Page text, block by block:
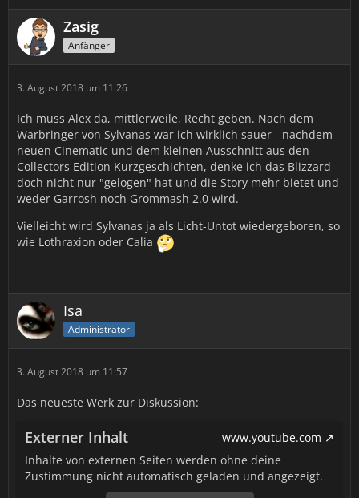
Zasig
Anfänger
3. August 2018 um 11:26
Ich muss Alex da, mittlerweile, Recht geben. Nach dem
Warbringer von Sylvanas war ich wirklich sauer - nachdem
neuen Cinematic und dem kleinen Ausschnitt aus den
Collectors Edition Kurzgeschichten, denke ich das Blizzard
doch nicht nur "gelogen" hat und die Story mehr bietet und
weder Garrosh noch Grommash 2.0 wird.
Vielleicht wird Sylvanas ja als Licht-Untot wiedergeboren, so
wie Lothraxion oder Calia
Isa
Administrator
3. August 2018 um 11:57
Das neueste Werk zur Diskussion:
Externer Inhalt
www.youtube.com
Inhalte von externen Seiten werden ohne deine
Zustimmung nicht automatisch geladen und angezeigt.